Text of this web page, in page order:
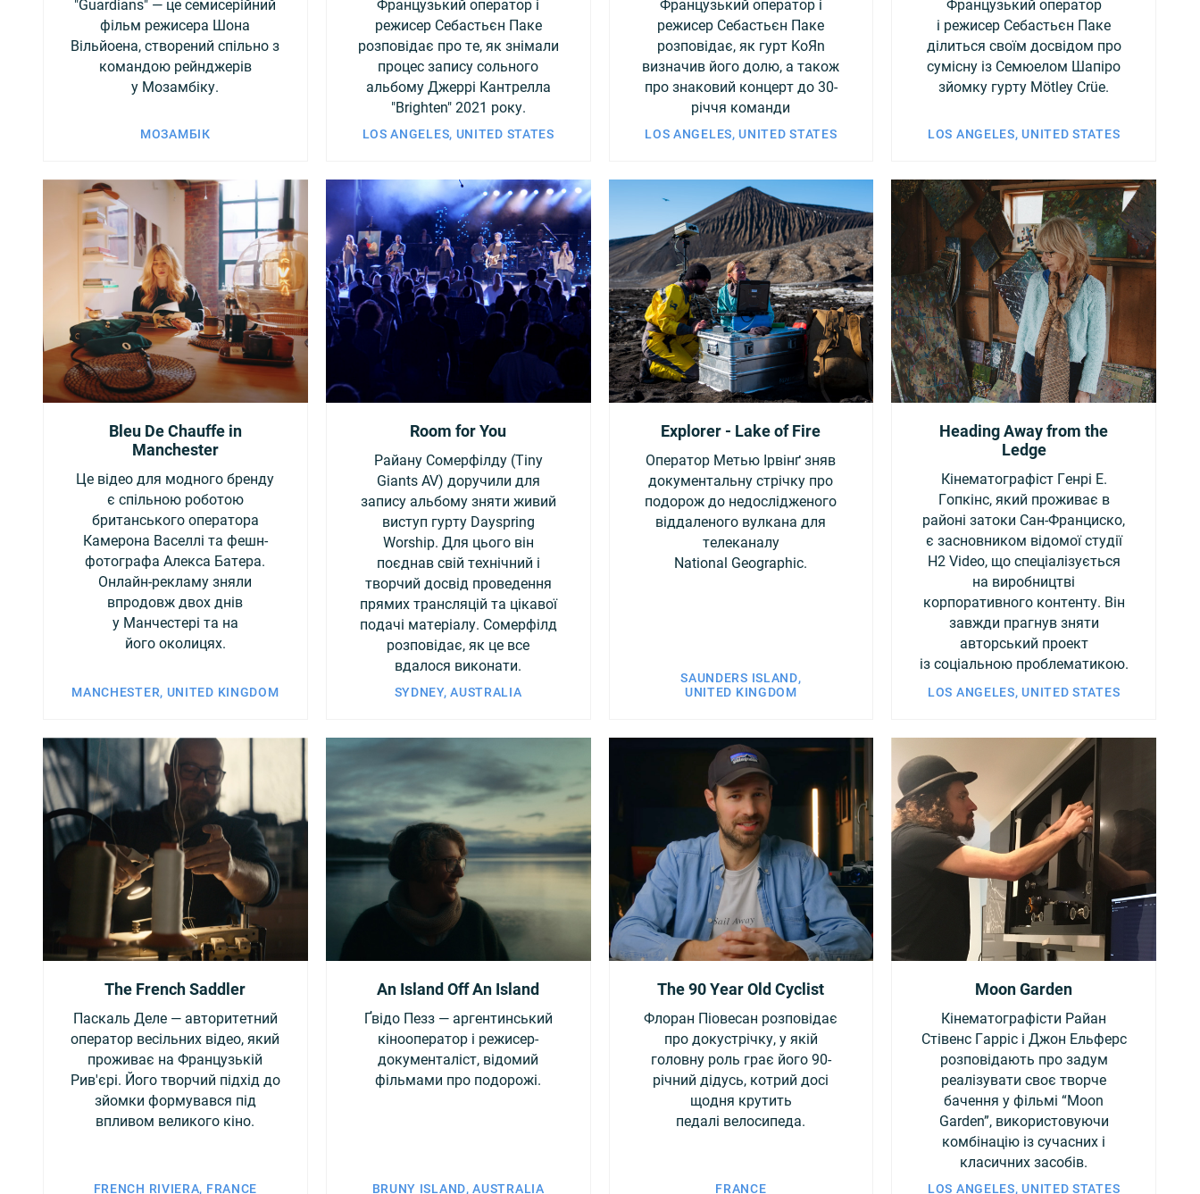
"Guardians" — це семисерійний
фільм режисера Шона
Вільйоена, створений спільно з
командою рейнджерів
у Мозамбіку.
МОЗАМБІК
Французький оператор і
режисер Себастьєн Паке
розповідає про те, як знімали
процес запису сольного
альбому Джеррі Кантрелла
"Brighten" 2021 року.
LOS ANGELES, UNITED STATES
Французький оператор і
режисер Себастьєн Паке
розповідає, як гурт KoЯn
визначив його долю, а також
про знаковий концерт до 30-
річчя команди
LOS ANGELES, UNITED STATES
Французький оператор
і режисер Себастьєн Паке
ділиться своїм досвідом про
сумісну із Семюелом Шапіро
зйомку гурту Mötley Crüe.
LOS ANGELES, UNITED STATES
Bleu De Chauffe in
Manchester
Це відео для модного бренду
є спільною роботою
британського оператора
Камерона Васеллі та фешн-
фотографа Алекса Батера.
Онлайн-рекламу зняли
впродовж двох днів
у Манчестері та на
його околицях.
MANCHESTER, UNITED KINGDOM
Room for You
Райану Сомерфілду (Tiny
Giants AV) доручили для
запису альбому зняти живий
виступ гурту Dayspring
Worship. Для цього він
поєднав свій технічний і
творчий досвід проведення
прямих трансляцій та цікавої
подачі матеріалу. Сомерфілд
розповідає, як це все
вдалося виконати.
SYDNEY, AUSTRALIA
Explorer - Lake of Fire
Оператор Метью Ірвінґ зняв
документальну стрічку про
подорож до недослідженого
віддаленого вулкана для
телеканалу
National Geographic.
SAUNDERS ISLAND,
UNITED KINGDOM
Heading Away from the
Ledge
Кінематографіст Генрі E.
Гопкінс, який проживає в
районі затоки Сан-Франциско,
є засновником відомої студії
H2 Video, що спеціалізується
на виробництві
корпоративного контенту. Він
завжди прагнув зняти
авторський проект
із соціальною проблематикою.
LOS ANGELES, UNITED STATES
The French Saddler
Паскаль Деле — авторитетний
оператор весільних відео, який
проживає на Французькій
Рив'єрі. Його творчий підхід до
зйомки формувався під
впливом великого кіно.
FRENCH RIVIERA, FRANCE
An Island Off An Island
Ґвідо Пезз — аргентинський
кінооператор і режисер-
документаліст, відомий
фільмами про подорожі.
BRUNY ISLAND, AUSTRALIA
The 90 Year Old Cyclist
Флоран Піовесан розповідає
про докустрічку, у якій
головну роль грає його 90-
річний дідусь, котрий досі
щодня крутить
педалі велосипеда.
FRANCE
Moon Garden
Кінематографісти Райан
Стівенс Гарріс і Джон Ельферс
розповідають про задум
реалізувати своє творче
бачення у фільмі “Moon
Garden”, використовуючи
комбінацію із сучасних і
класичних засобів.
LOS ANGELES, UNITED STATES